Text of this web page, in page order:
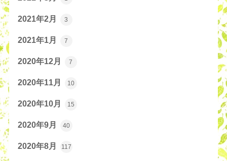
2021年2月 3
2021年1月 7
2020年12月 7
2020年11月 10
2020年10月 15
2020年9月 40
2020年8月 117